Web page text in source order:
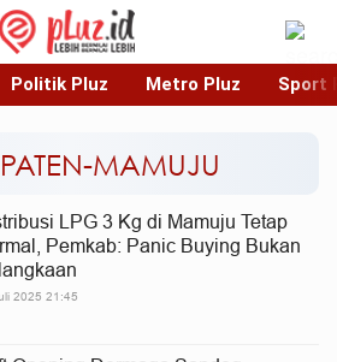
Politik Pluz Metro Pluz Sport
MAMUJU
LPG 3 Kg di Mamuju Tetap
Pemkab: Panic Buying Bukan
2025 21:45